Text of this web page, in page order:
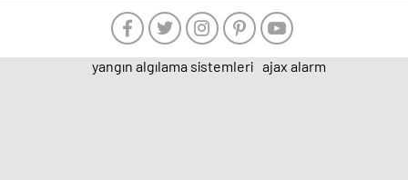
yangın algılama sistemleri ajax alarm